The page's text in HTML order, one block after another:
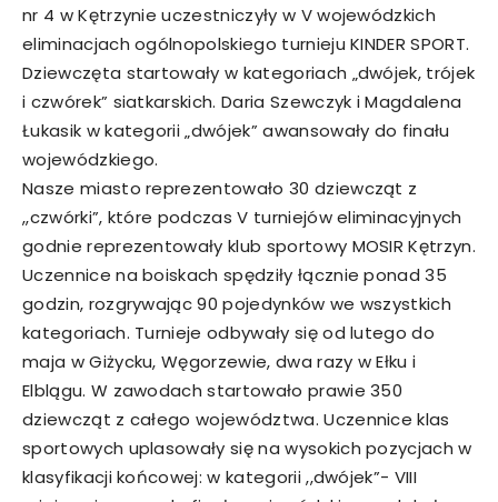
nr 4 w Kętrzynie uczestniczyły w V wojewódzkich
eliminacjach ogólnopolskiego turnieju KINDER SPORT.
Dziewczęta startowały w kategoriach „dwójek, trójek
i czwórek” siatkarskich. Daria Szewczyk i Magdalena
Łukasik w kategorii „dwójek” awansowały do finału
wojewódzkiego.
Nasze miasto reprezentowało 30 dziewcząt z
,,czwórki”, które podczas V turniejów eliminacyjnych
godnie reprezentowały klub sportowy MOSIR Kętrzyn.
Uczennice na boiskach spędziły łącznie ponad 35
godzin, rozgrywając 90 pojedynków we wszystkich
kategoriach. Turnieje odbywały się od lutego do
maja w Giżycku, Węgorzewie, dwa razy w Ełku i
Elblągu. W zawodach startowało prawie 350
dziewcząt z całego województwa. Uczennice klas
sportowych uplasowały się na wysokich pozycjach w
klasyfikacji końcowej: w kategorii ,,dwójek”- VIII